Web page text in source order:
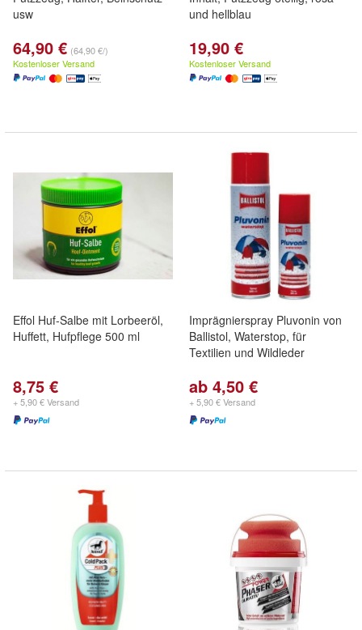
usw
64,90 € (64,90 €/)
Kostenloser Versand
und hellblau
19,90 €
Kostenloser Versand
Effol Huf-Salbe mit Lorbeeröl,
Huffett, Hufpflege 500 ml
8,75 €
+ 5,90 € Versand
Imprägnierspray Pluvonin von
Ballistol, Waterstop, für
Textilien und Wildleder
ab 4,50 €
+ 5,90 € Versand